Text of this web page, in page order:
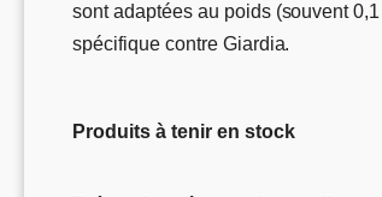
sont adaptées au poids (souvent
spécifique contre Giardia.
Produits à tenir en stock